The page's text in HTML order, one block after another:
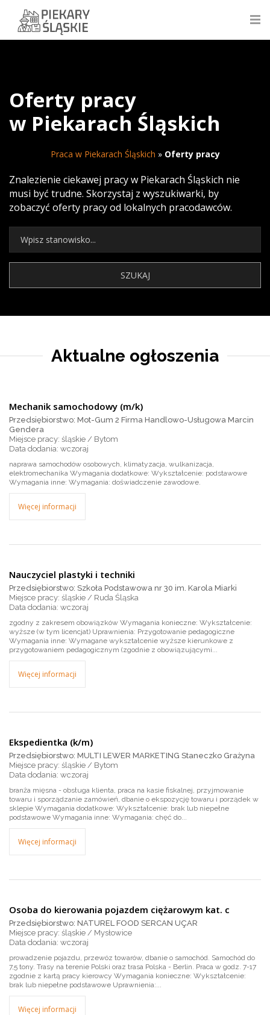
Oferty pracy
w Piekarach Śląskich
Praca w Piekarach Śląskich » Oferty pracy
Znalezienie ciekawej pracy w Piekarach Śląskich nie
musi być trudne. Skorzystaj z wyszukiwarki, by
zobaczyć oferty pracy od lokalnych pracodawców.
Aktualne ogłoszenia
Mechanik samochodowy (m/k)
Przedsiębiorstwo: Mot-Gum 2 Firma Handlowo-Usługowa Marcin
Gendera
Miejsce pracy: śląskie / Bytom
wczoraj
naprawa samochodów osobowych, klimatyzacja, wulkanizacja,
elektromechanika Wymagania dodatkowe: Wykształcenie: podstawowe
Wymagania inne: Wymagania: doświadczenie zawodowe.
Więcej informacji
Nauczyciel plastyki i techniki
Przedsiębiorstwo: Szkoła Podstawowa nr 30 im. Karola Miarki
Miejsce pracy: śląskie / Ruda Śląska
wczoraj
zgodny z zakresem obowiązków Wymagania konieczne: Wykształcenie:
wyższe (w tym licencjat) Uprawnienia: Przygotowanie pedagogiczne
Wymagania inne: Wymagane wykształcenie wyższe kierunkowe z
przygotowaniem pedagogicznym (zgodnie z obowiązującymi...
Więcej informacji
Ekspedientka (k/m)
Przedsiębiorstwo: MULTI LEWER MARKETING Staneczko Grażyna
Miejsce pracy: śląskie / Bytom
wczoraj
branża mięsna - obsługa klienta, praca na kasie fiskalnej, przyjmowanie
towaru i sporządzanie zamówień, dbanie o ekspozycję towaru i porządek w
sklepie Wymagania dodatkowe: Wykształcenie: brak lub niepełne
podstawowe Wymagania inne: Wymagania: chęć do...
Więcej informacji
Osoba do kierowania pojazdem ciężarowym kat. c
Przedsiębiorstwo: NATUREL FOOD SERCAN UÇAR
Miejsce pracy: śląskie / Mysłowice
wczoraj
prowadzenie pojazdu, przewóz towarów, dbanie o samochód. Samochód do
7,5 tony. Trasy na terenie Polski oraz trasa Polska - Berlin. Praca w godz. 7-17
zgodnie z kartą pracy kierowcy Wymagania konieczne: Wykształcenie:
brak lub niepełne podstawowe Uprawnienia:...
Więcej informacji